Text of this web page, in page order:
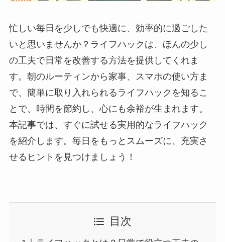
忙しい毎日を少しでも快適に、効率的に過ごした
いと思いませんか？ライフハックは、ほんの少し
の工夫で日常を改善する方法を提供してくれま
す。朝のルーティンから家事、スマホの使い方ま
で、簡単に取り入れられるライフハックを知るこ
とで、時間を節約し、心にも余裕が生まれます。
本記事では、すぐに試せる実用的なライフハック
を紹介します。毎日をもっとスムーズに、充実さ
せるヒントを見つけましょう！
目次